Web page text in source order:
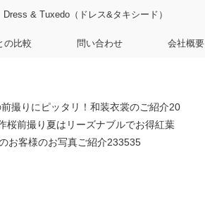
Dress & Tuxedo（ドレス&タキシード）
の比較 問い合わせ 会社概要
撮りにピッタリ！和装衣裳のご紹介20
桜前撮り夏はリーズナブルでお得紅葉
お客様のお写真ご紹介233535